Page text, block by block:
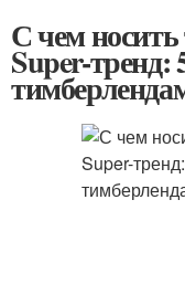
С чем
Super-тренд: